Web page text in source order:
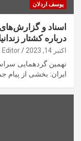
یوسف اردلان
اسناد و
درباره کشتار
اکتبر 14, 2023 Editor
نهمین گردهمایی
ایران: بخشی از پیام